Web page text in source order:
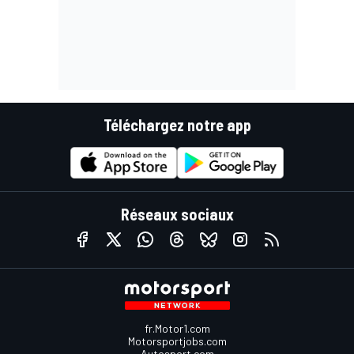
Téléchargez notre app
Réseaux sociaux
fr.Motor1.com
Motorsportjobs.com